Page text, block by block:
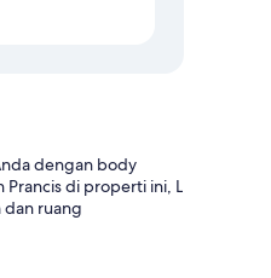
dengan body
di properti ini, L
dan ruang